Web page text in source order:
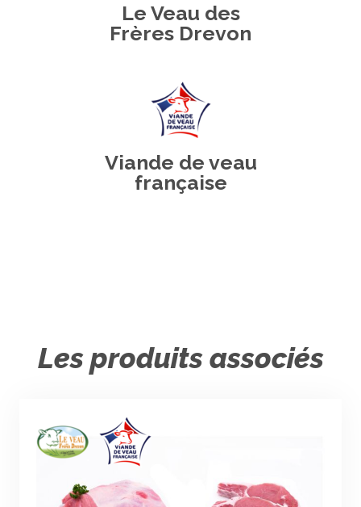
Le Veau des
Frères Drevon
Viande de veau
française
Les produits associés